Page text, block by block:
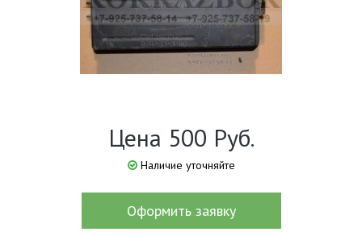
Цена 500 Руб.
Наличие уточняйте
Оформить заявку